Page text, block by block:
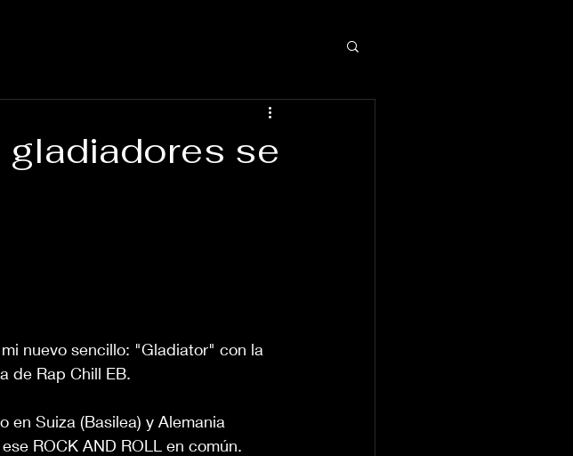
gladiadores se
nuevo sencillo: "Gladiator" con la
de Rap Chill EB.
en Suiza (Basilea) y Alemania
ROCK AND ROLL en común.